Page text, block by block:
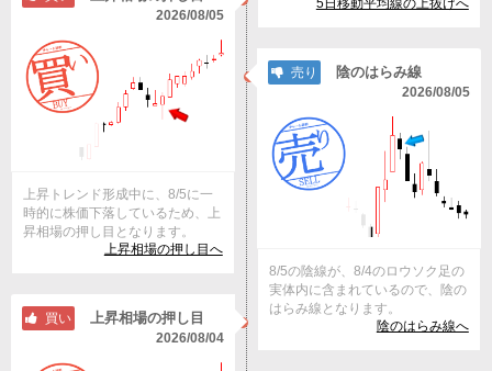
5日移動平均線の上抜けへ
2026/08/05
上昇トレンド形成中に、8/5に一
時的に株価下落しているため、上
昇相場の押し目となります。
上昇相場の押し目へ
売り 陰のはらみ線
2026/08/05
8/5の陰線が、8/4のロウソク足の
実体内に含まれているので、陰の
はらみ線となります。
陰のはらみ線へ
買い 上昇相場の押し目
2026/08/04